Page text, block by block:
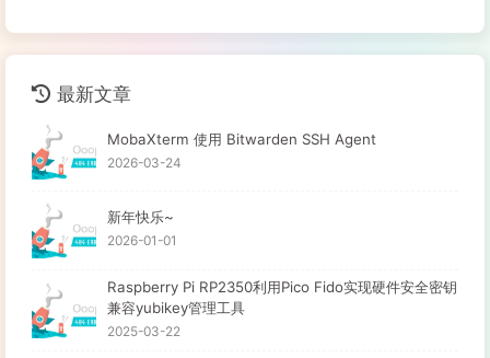
最新文章
MobaXterm 使用 Bitwarden SSH Agent
2026-03-24
新年快乐~
2026-01-01
Raspberry Pi RP2350利用Pico Fido实现硬件安全密钥
兼容yubikey管理工具
2025-03-22